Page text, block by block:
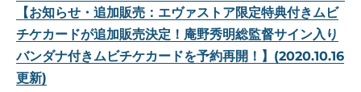
【お知らせ・追加販売：エヴァストア限定特典付きムビ
チケカードが追加販売決定！庵野秀明総監督サイン入り
バンダナ付きムビチケカードを予約再開！】(2020.10.16
更新)